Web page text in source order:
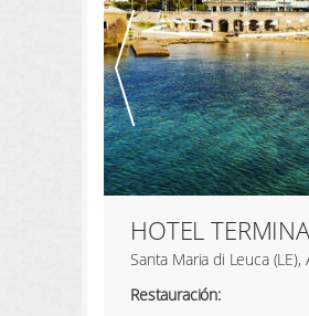
HOTEL
Santa Maria di Leuca (LE),
Restauración: